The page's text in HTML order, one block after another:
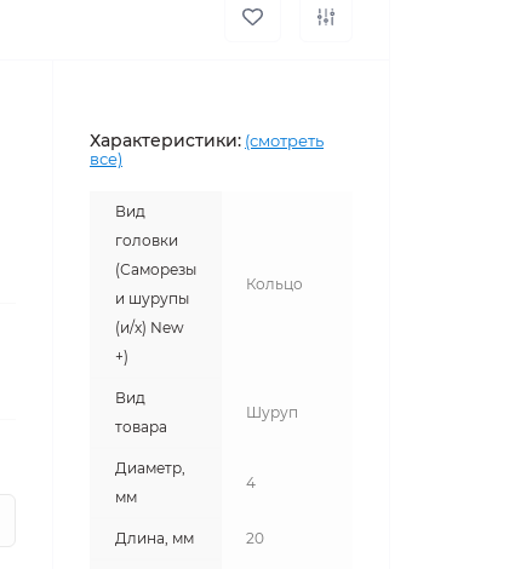
Характеристики: (смотреть
все)
Вид
головки
(Саморезы
и шурупы
(и/х) New
+)
Кольцо
Вид
товара
Шуруп
Диаметр,
мм
4
Длина, мм 20